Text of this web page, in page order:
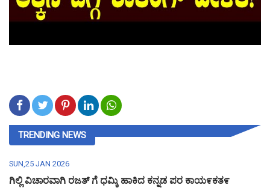
TRENDING NEWS
SUN,25 JAN 2026
ಗಿಲ್ಲಿ ವಿಚಾರವಾಗಿ ರಜತ್ ಗೆ ಧಮ್ಕಿ ಹಾಕಿದ ಕನ್ನಡ ಪರ ಕಾಯ೯ಕತ೯